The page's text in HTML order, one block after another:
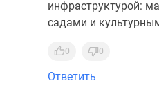
инфраструктурой:
садами и
0 0
Ответить